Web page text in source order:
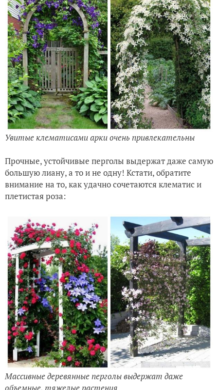
Увитые клематисами арки очень привлекательны
Прочные, устойчивые перголы выдержат даже самую
большую лиану, а то и не одну! Кстати, обратите
внимание на то, как удачно сочетаются клематис и
плетистая роза:
Массивные деревянные перголы выдержат даже